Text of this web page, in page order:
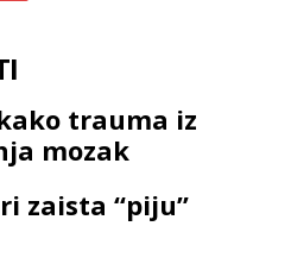
trauma iz
mozak
zaista “piju”